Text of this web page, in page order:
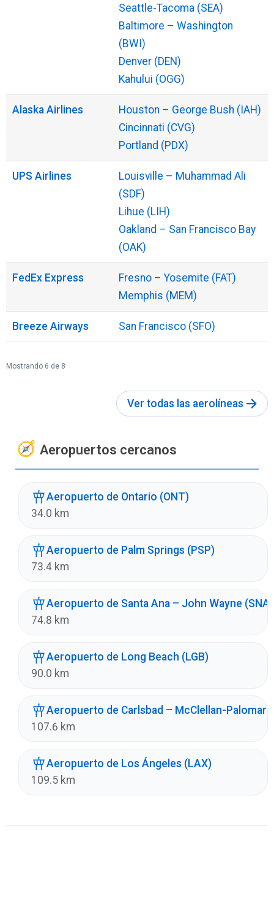
Seattle-Tacoma (SEA)
Baltimore – Washington
(BWI)
Denver (DEN)
Kahului (OGG)
Alaska Airlines
Houston – George Bush (IAH)
Cincinnati (CVG)
Portland (PDX)
UPS Airlines
Louisville – Muhammad Ali
(SDF)
Lihue (LIH)
Oakland – San Francisco Bay
(OAK)
FedEx Express
Fresno – Yosemite (FAT)
Memphis (MEM)
Breeze Airways San Francisco (SFO)
Mostrando 6 de 8
Ver todas las aerolíneas
Aeropuertos cercanos
Aeropuerto de Ontario (ONT)
34.0 km
Aeropuerto de Palm Springs (PSP)
73.4 km
Aeropuerto de Santa Ana – John Wayne (SNA)
74.8 km
Aeropuerto de Long Beach (LGB)
90.0 km
Aeropuerto de Carlsbad – McClellan-Palomar
107.6 km
Aeropuerto de Los Ángeles (LAX)
109.5 km